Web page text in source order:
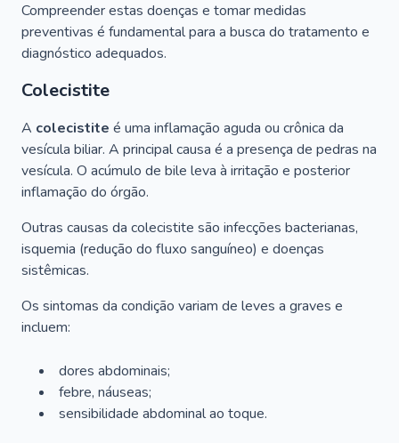
Compreender estas doenças e tomar medidas
preventivas é fundamental para a busca do tratamento e
diagnóstico adequados.
Colecistite
A colecistite é uma inflamação aguda ou crônica da
vesícula biliar. A principal causa é a presença de pedras na
vesícula. O acúmulo de bile leva à irritação e posterior
inflamação do órgão.
Outras causas da colecistite são infecções bacterianas,
isquemia (redução do fluxo sanguíneo) e doenças
sistêmicas.
Os sintomas da condição variam de leves a graves e
incluem:
dores abdominais;
febre, náuseas;
sensibilidade abdominal ao toque.